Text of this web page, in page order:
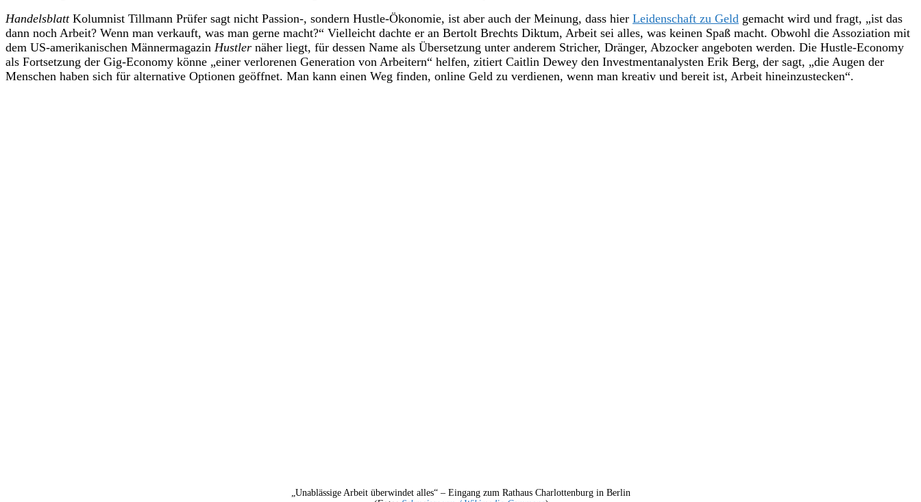
HandelsblattKolumnist Tillmann Prüfer sagt nicht Passion-, sondern Hustle-Ökonomie, ist aber auch der Meinung, dass hier Leidenschaft zu Geld gemacht wird und fragt, „ist das
dann noch Arbeit? Wenn man verkauft, was man gerne macht?“ Vielleicht dachte er an Bertolt Brechts Diktum, Arbeit sei alles, was keinen Spaß macht. Obwohl die Assoziation mit
dem US-amerikanischen Männermagazin Hustler näher liegt, für dessen Name als Übersetzung unter anderem Stricher, Dränger, Abzocker angeboten werden. Die Hustle-Economy
als Fortsetzung der Gig-Economy könne „einer verlorenen Generation von Arbeitern“ helfen, zitiert Caitlin Dewey den Investmentanalysten Erik Berg, der sagt, „die Augen der
Menschen haben sich für alternative Optionen geöffnet. Man kann einen Weg finden, online Geld zu verdienen, wenn man kreativ und bereit ist, Arbeit hineinzustecken“.
„Unablässige Arbeit überwindet alles“ – Eingang zum Rathaus Charlottenburg in Berlin